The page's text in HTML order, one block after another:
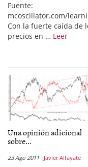
Fuente:
mcoscillator.com/
Con la fuerte caída de
precios en … Leer
Una opinión adicional
sobre...
23 Ago 2011 Javier Alfayate